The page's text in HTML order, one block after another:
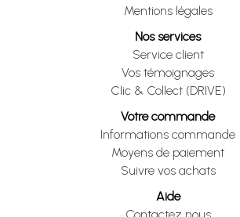
Mentions légales
Nos services
Service client
Vos témoignages
Clic & Collect (DRIVE)
Votre commande
Informations commande
Moyens de paiement
Suivre vos achats
Aide
Contactez nous